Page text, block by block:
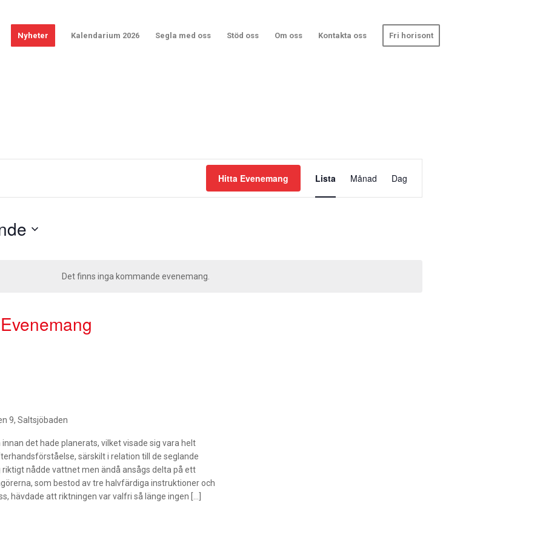
Nyheter Kalendarium 2026 Segla med oss Stöd oss Om oss Kontakta oss Fri horisont
Det finns inga kommande evenemang.
Hitta Evenemang
vynavigering
Lista Månad Dag
9, Saltsjöbaden
det hade planerats, vilket visade sig vara helt
särskilt i relation till de seglande
nådde vattnet men ändå ansågs delta på ett
som bestod av tre halvfärdiga instruktioner och
hävdade att riktningen var valfri så länge ingen […]